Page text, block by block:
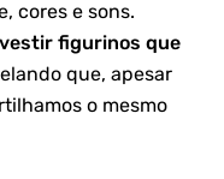
cores e sons.
figurinos que
que, apesar
o mesmo